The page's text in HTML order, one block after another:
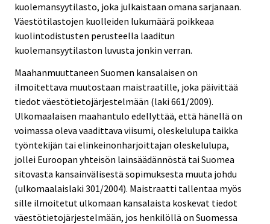
kuolemansyytilasto, joka julkaistaan omana sarjanaan.
Väestötilastojen kuolleiden lukumäärä poikkeaa
kuolintodistusten perusteella laaditun
kuolemansyytilaston luvusta jonkin verran.
Maahanmuuttaneen Suomen kansalaisen on
ilmoitettava muutostaan maistraatille, joka päivittää
tiedot väestötietojärjestelmään (laki 661/2009).
Ulkomaalaisen maahantulo edellyttää, että hänellä on
voimassa oleva vaadittava viisumi, oleskelulupa taikka
työntekijän tai elinkeinonharjoittajan oleskelulupa,
jollei Euroopan yhteisön lainsäädännöstä tai Suomea
sitovasta kansainvälisestä sopimuksesta muuta johdu
(ulkomaalaislaki 301/2004). Maistraatti tallentaa myös
sille ilmoitetut ulkomaan kansalaista koskevat tiedot
väestötietojärjestelmään, jos henkilöllä on Suomessa